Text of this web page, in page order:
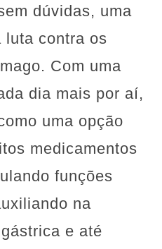
dúvidas, uma
luta contra os
Com uma
dia mais por aí,
uma opção
medicamentos
funções
na
e até